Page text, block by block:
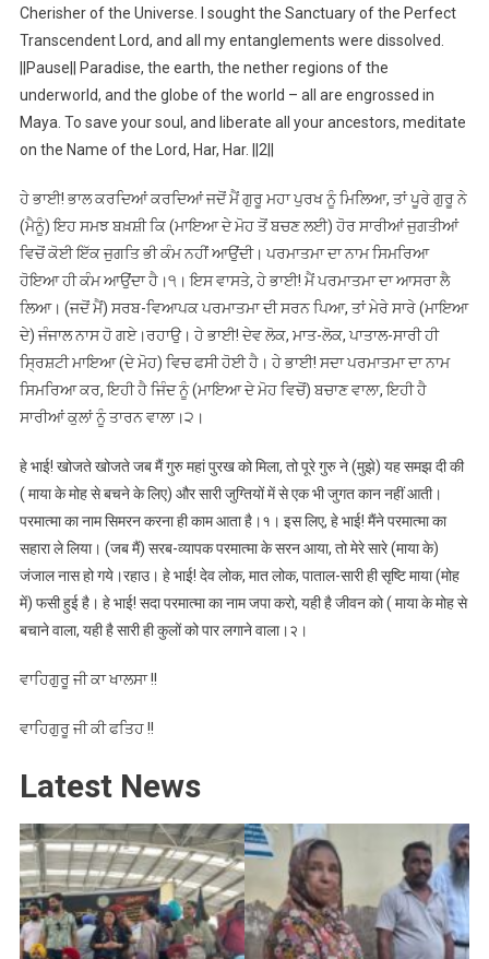
Cherisher of the Universe. I sought the Sanctuary of the Perfect
Transcendent Lord, and all my entanglements were dissolved.
||Pause|| Paradise, the earth, the nether regions of the
underworld, and the globe of the world – all are engrossed in
Maya. To save your soul, and liberate all your ancestors, meditate
on the Name of the Lord, Har, Har. ||2||
ਹੇ ਭਾਈ! ਭਾਲ ਕਰਦਿਆਂ ਕਰਦਿਆਂ ਜਦੋਂ ਮੈਂ ਗੁਰੂ ਮਹਾ ਪੁਰਖ ਨੂੰ ਮਿਲਿਆ, ਤਾਂ ਪੂਰੇ ਗੁਰੂ ਨੇ
(ਮੈਨੂੰ) ਇਹ ਸਮਝ ਬਖ਼ਸ਼ੀ ਕਿ (ਮਾਇਆ ਦੇ ਮੋਹ ਤੋਂ ਬਚਣ ਲਈ) ਹੋਰ ਸਾਰੀਆਂ ਜੁਗਤੀਆਂ
ਵਿਚੋਂ ਕੋਈ ਇੱਕ ਜੁਗਤਿ ਭੀ ਕੰਮ ਨਹੀਂ ਆਉਂਦੀ। ਪਰਮਾਤਮਾ ਦਾ ਨਾਮ ਸਿਮਰਿਆ
ਹੋਇਆ ਹੀ ਕੰਮ ਆਉਂਦਾ ਹੈ।੧। ਇਸ ਵਾਸਤੇ, ਹੇ ਭਾਈ! ਮੈਂ ਪਰਮਾਤਮਾ ਦਾ ਆਸਰਾ ਲੈ
ਲਿਆ। (ਜਦੋਂ ਮੈਂ) ਸਰਬ-ਵਿਆਪਕ ਪਰਮਾਤਮਾ ਦੀ ਸਰਨ ਪਿਆ, ਤਾਂ ਮੇਰੇ ਸਾਰੇ (ਮਾਇਆ
ਦੇ) ਜੰਜਾਲ ਨਾਸ ਹੋ ਗਏ।ਰਹਾਉ। ਹੇ ਭਾਈ! ਦੇਵ ਲੋਕ, ਮਾਤ-ਲੋਕ, ਪਾਤਾਲ-ਸਾਰੀ ਹੀ
ਸ੍ਰਿਸ਼ਟੀ ਮਾਇਆ (ਦੇ ਮੋਹ) ਵਿਚ ਫਸੀ ਹੋਈ ਹੈ। ਹੇ ਭਾਈ! ਸਦਾ ਪਰਮਾਤਮਾ ਦਾ ਨਾਮ
ਸਿਮਰਿਆ ਕਰ, ਇਹੀ ਹੈ ਜਿੰਦ ਨੂੰ (ਮਾਇਆ ਦੇ ਮੋਹ ਵਿਚੋਂ) ਬਚਾਣ ਵਾਲਾ, ਇਹੀ ਹੈ
ਸਾਰੀਆਂ ਕੁਲਾਂ ਨੂੰ ਤਾਰਨ ਵਾਲਾ।੨।
हे भाई! खोजते खोजते जब मैं गुरु महां पुरख को मिला, तो पूरे गुरु ने (मुझे) यह समझ दी की
( माया के मोह से बचने के लिए) और सारी जुग्तियों में से एक भी जुगत कान नहीं आती।
परमात्मा का नाम सिमरन करना ही काम आता है।१। इस लिए, हे भाई! मैंने परमात्मा का
सहारा ले लिया। (जब मैं) सरब-व्यापक परमात्मा के सरन आया, तो मेरे सारे (माया के)
जंजाल नास हो गये।रहाउ। हे भाई! देव लोक, मात लोक, पाताल-सारी ही सृष्टि माया (मोह
में) फसी हुई है। हे भाई! सदा परमात्मा का नाम जपा करो, यही है जीवन को ( माया के मोह से
बचाने वाला, यही है सारी ही कुलों को पार लगाने वाला।२।
ਵਾਹਿਗੁਰੂ ਜੀ ਕਾ ਖਾਲਸਾ !!
ਵਾਹਿਗੁਰੂ ਜੀ ਕੀ ਫਤਿਹ !!
Latest News